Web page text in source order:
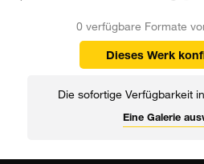
0 verfügbare Formate
Dieses Werk
Die sofortige Verfügbarkeit
Eine Galerie